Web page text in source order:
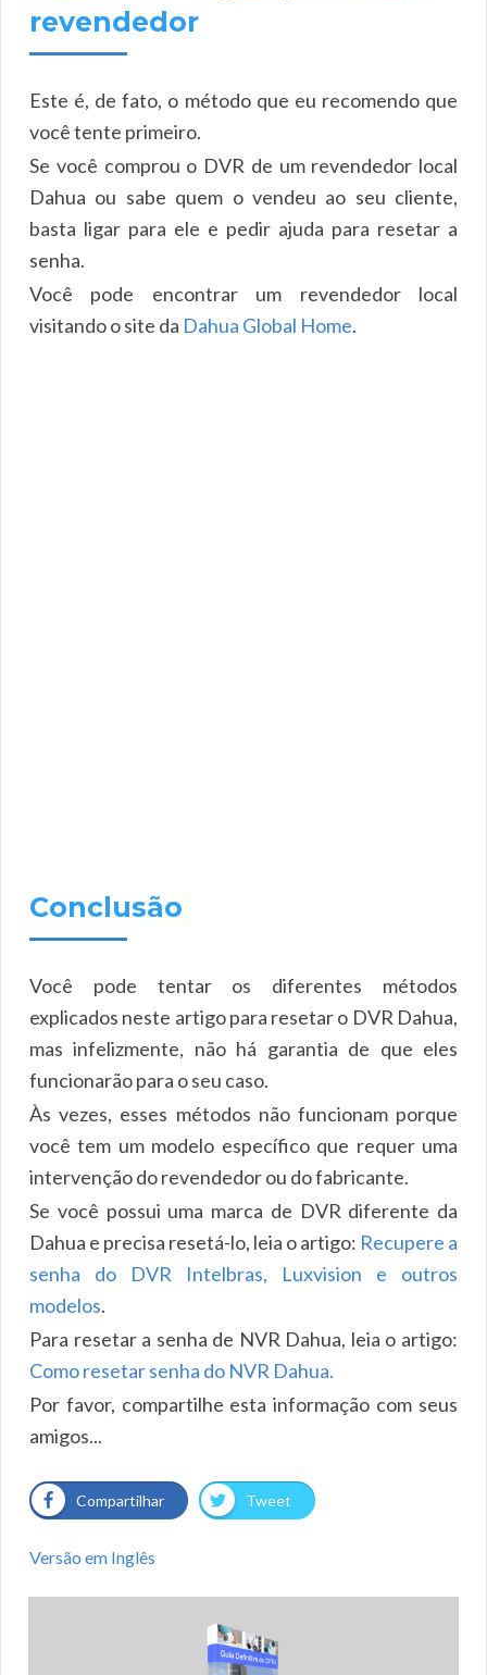
revendedor
Este é, de fato, o método que eu recomendo que
você tente primeiro.
Se você comprou o DVR de um revendedor local
Dahua ou sabe quem o vendeu ao seu cliente,
basta ligar para ele e pedir ajuda para resetar a
senha.
Você pode encontrar um revendedor local
visitando o site da Dahua Global Home.
Conclusão
Você pode tentar os diferentes métodos
explicados neste artigo para resetar o DVR Dahua,
mas infelizmente, não há garantia de que eles
funcionarão para o seu caso.
Às vezes, esses métodos não funcionam porque
você tem um modelo específico que requer uma
intervenção do revendedor ou do fabricante.
Se você possui uma marca de DVR diferente da
Dahua e precisa resetá-lo, leia o artigo: Recupere a
senha do DVR Intelbras, Luxvision e outros
modelos.
Para resetar a senha de NVR Dahua, leia o artigo:
Como resetar senha do NVR Dahua.
Por favor, compartilhe esta informação com seus
amigos...
Compartilhar Tweet
Versão em Inglês